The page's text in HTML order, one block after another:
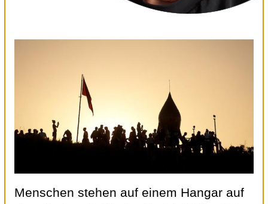
Menschen stehen auf einem Hangar auf